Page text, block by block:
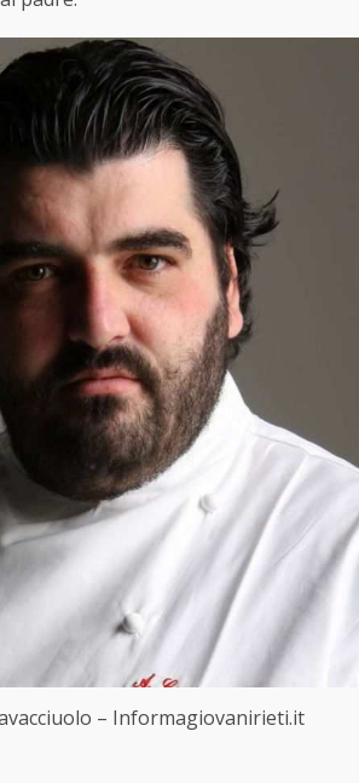
– Informagiovanirieti.it